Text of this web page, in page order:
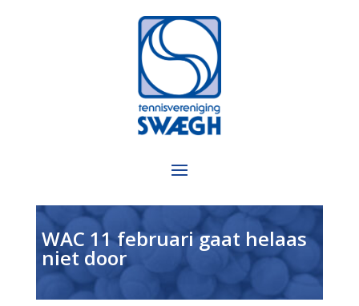
WAC 11 februari gaat helaas
niet door